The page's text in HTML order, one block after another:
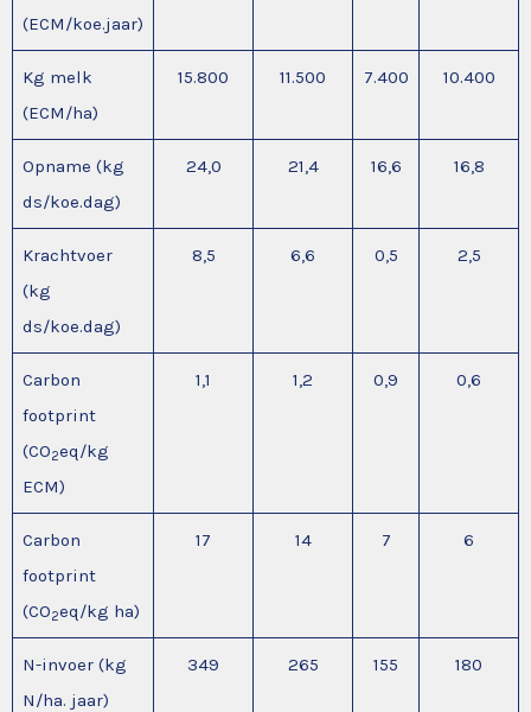
(ECM/koe.jaar)
Kg melk
(ECM/ha)
15.800 11.500 7.400 10.400
Opname (kg
ds/koe.dag)
24,0 21,4 16,6 16,8
Krachtvoer
(kg
ds/koe.dag)
8,5 6,6 0,5 2,5
Carbon
footprint
(CO2eq/kg
ECM)
1,1 1,2 0,9 0,6
Carbon
footprint
(CO2eq/kg ha)
17 14 7 6
N-invoer (kg
N/ha. jaar)
349 265 155 180